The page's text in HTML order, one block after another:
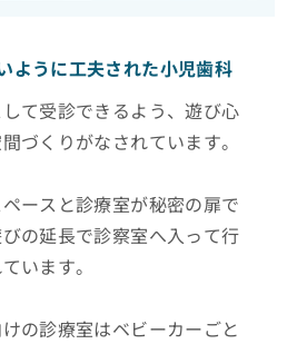
ように工夫された小児歯科
て受診できるよう、遊び心
づくりがなされています。
ースと診療室が秘密の扉で
の延長で診察室へ入って行
います。
の診療室はベビーカーごと